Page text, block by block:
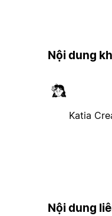
Nội dung
Katia
Nội dung